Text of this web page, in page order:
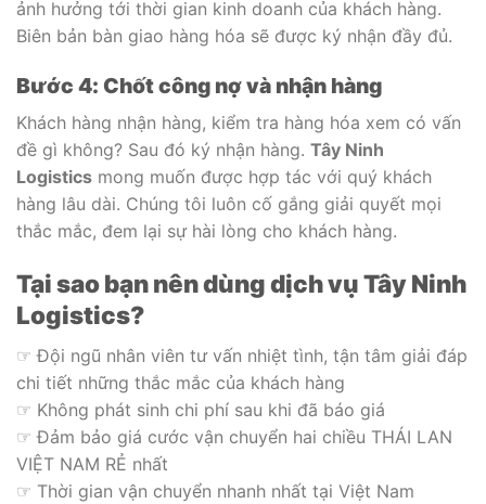
ảnh hưởng tới thời gian kinh doanh của khách hàng.
Biên bản bàn giao hàng hóa sẽ được ký nhận đầy đủ.
Bước 4: Chốt công nợ và nhận hàng
Khách hàng nhận hàng, kiểm tra hàng hóa xem có vấn
đề gì không? Sau đó ký nhận hàng. Tây Ninh
Logistics mong muốn được hợp tác với quý khách
hàng lâu dài. Chúng tôi luôn cố gắng giải quyết mọi
thắc mắc, đem lại sự hài lòng cho khách hàng.
Tại sao bạn nên dùng dịch vụ Tây Ninh
Logistics?
☞ Đội ngũ nhân viên tư vấn nhiệt tình, tận tâm giải đáp
chi tiết những thắc mắc của khách hàng
☞ Không phát sinh chi phí sau khi đã báo giá
☞ Đảm bảo giá cước vận chuyển hai chiều THÁI LAN
VIỆT NAM RẺ nhất
☞ Thời gian vận chuyển nhanh nhất tại Việt Nam